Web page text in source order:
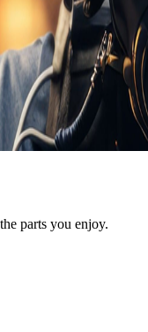
parts you enjoy.